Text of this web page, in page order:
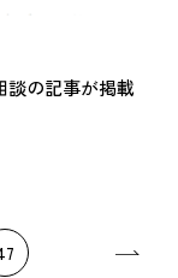
談の記事が掲載